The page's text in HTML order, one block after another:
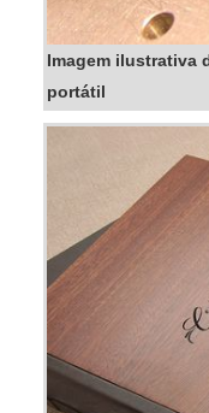
Imagem ilustrativa
portátil